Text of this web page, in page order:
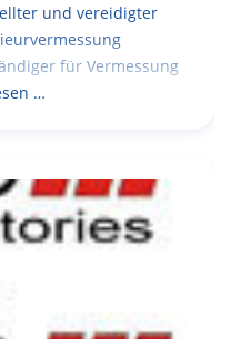
und vereidigter
für Vermessung
…